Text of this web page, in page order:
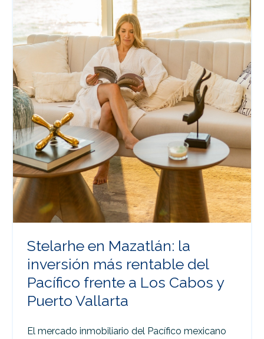
Stelarhe en Mazatlán: la
inversión más rentable del
Pacífico frente a Los Cabos y
Puerto Vallarta
El mercado inmobiliario del Pacífico mexicano